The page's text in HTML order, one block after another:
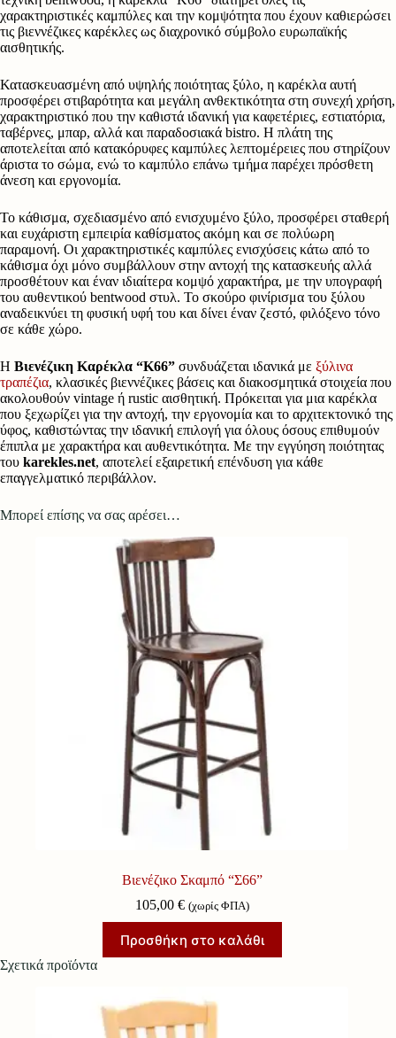
χαρακτηριστικές καμπύλες και την κομψότητα που έχουν καθιερώσει
τις βιεννέζικες καρέκλες ως διαχρονικό σύμβολο ευρωπαϊκής
αισθητικής.
Κατασκευασμένη από υψηλής ποιότητας ξύλο, η καρέκλα αυτή
προσφέρει στιβαρότητα και μεγάλη ανθεκτικότητα στη συνεχή χρήση,
χαρακτηριστικό που την καθιστά ιδανική για καφετέριες, εστιατόρια,
ταβέρνες, μπαρ, αλλά και παραδοσιακά bistro. Η πλάτη της
αποτελείται από κατακόρυφες καμπύλες λεπτομέρειες που στηρίζουν
άριστα το σώμα, ενώ το καμπύλο επάνω τμήμα παρέχει πρόσθετη
άνεση και εργονομία.
Το κάθισμα, σχεδιασμένο από ενισχυμένο ξύλο, προσφέρει σταθερή
και ευχάριστη εμπειρία καθίσματος ακόμη και σε πολύωρη
παραμονή. Οι χαρακτηριστικές καμπύλες ενισχύσεις κάτω από το
κάθισμα όχι μόνο συμβάλλουν στην αντοχή της κατασκευής αλλά
προσθέτουν και έναν ιδιαίτερα κομψό χαρακτήρα, με την υπογραφή
του αυθεντικού bentwood στυλ. Το σκούρο φινίρισμα του ξύλου
αναδεικνύει τη φυσική υφή του και δίνει έναν ζεστό, φιλόξενο τόνο
σε κάθε χώρο.
Η Βιενέζικη Καρέκλα “Κ66” συνδυάζεται ιδανικά με ξύλινα
τραπέζια, κλασικές βιεννέζικες βάσεις και διακοσμητικά στοιχεία που
ακολουθούν vintage ή rustic αισθητική. Πρόκειται για μια καρέκλα
που ξεχωρίζει για την αντοχή, την εργονομία και το αρχιτεκτονικό της
ύφος, καθιστώντας την ιδανική επιλογή για όλους όσους επιθυμούν
έπιπλα με χαρακτήρα και αυθεντικότητα. Με την εγγύηση ποιότητας
του karekles.net, αποτελεί εξαιρετική επένδυση για κάθε
επαγγελματικό περιβάλλον.
Μπορεί επίσης να σας αρέσει…
Βιενέζικο Σκαμπό “Σ66”
105,00 € (χωρίς ΦΠΑ)
Προσθήκη στο καλάθι
Σχετικά προϊόντα